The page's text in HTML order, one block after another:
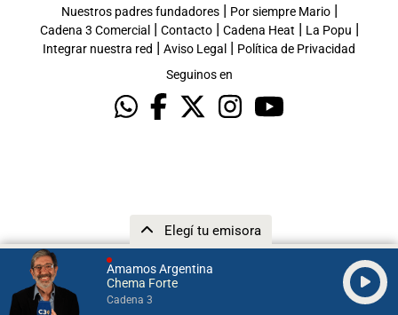
Amamos Argentina
Chema Forte
Cadena 3
Elegí tu emisora
Nuestros padres fundadores| Por siempre Mario|
Cadena 3 Comercial | Contacto| Cadena Heat | La Popu |
Integrar nuestra red | Aviso Legal | Política de Privacidad
Seguinos en